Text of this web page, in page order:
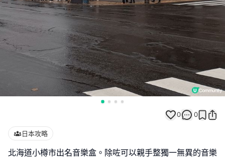
0 0
日本攻略
北海道小樽市出名音樂盒。除咗可以親手整獨一無異的音樂